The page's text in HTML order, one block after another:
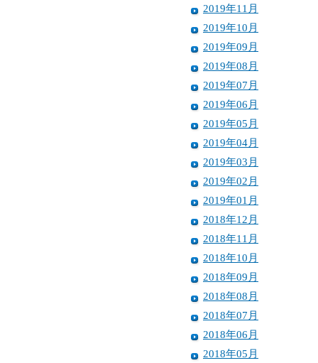
2019年11月
2019年10月
2019年09月
2019年08月
2019年07月
2019年06月
2019年05月
2019年04月
2019年03月
2019年02月
2019年01月
2018年12月
2018年11月
2018年10月
2018年09月
2018年08月
2018年07月
2018年06月
2018年05月